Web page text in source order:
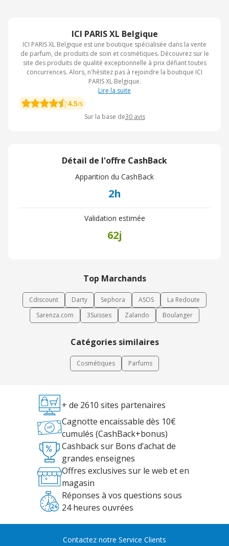
ICI PARIS XL Belgique
ICI PARIS XL Belgique est une boutique spécialisée dans la vente
de parfum, de produits de soin et cosmétiques. Découvrez sur le
site des produits de qualité exceptionnelle à prix défiant toutes
concurrences. Alors, n'hésitez pas à rejoindre la boutique ICI
PARIS XL Belgique.
Lire la suite
4.5/5
Sur la base de30 avis
Détail de l'offre CashBack
Apparition du CashBack
2h
Validation estimée
62j
Top Marchands
Cdiscount Darty Sephora ASOS
La Redoute
Sarenza.com
3Suisses Zalando Boulanger
Catégories similaires
Cosmétiques Parfums
+ de 2610 sites partenaires
Cagnotte encaissable dès 10€
cumulés (CashBack+bonus)
Cashback sur Bons d’achat de
grandes enseignes
Offres exclusives sur le web et en
magasin
Réponses à vos questions sous
24 heures ouvrées
Contactez notre Service Clients